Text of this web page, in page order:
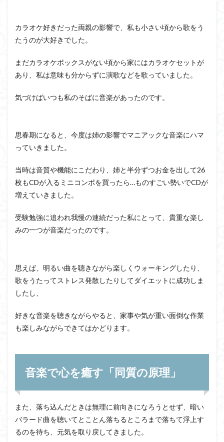
カラオケ好きだった両親の影響で、私も小さい頃から歌をう
たうのが大好きでした。
まだカラオケボックスがない頃から家にはカラオケセットが
あり、私は意味も分からずに演歌などを歌っていました。
気づけばいつも私のそばに音楽があったのです。
思春期になると、今度は姉の影響でマニアックな音楽にハマ
っていきました。
当時は音質や機能にこだわり、姉と半分ずつお金を出して26
枚もCDが入るミニコンポを買ったら…ものすごい勢いでCDが
増えていきました。
受験勉強に追われ我慢の連続だった私にとって、貴重な楽し
みの一つが音楽だったのです。
思えば、明るい曲を聴きながら楽しくウォーキングしたり、
歌をうたってストレス発散したりしてダイエットに成功しま
したし、
好きな音楽を聴きながらやると、家事や気が重い面倒な作業
も楽しみながらできてはかどります。
音楽で心を癒す「同質の原理」
また、落ち込んだときは無理に前向きになろうとせず、暗い
バラード曲を聴いてとことん落ちるところまで落ちて浮上す
るのを待ち、元気を取り戻してきました。